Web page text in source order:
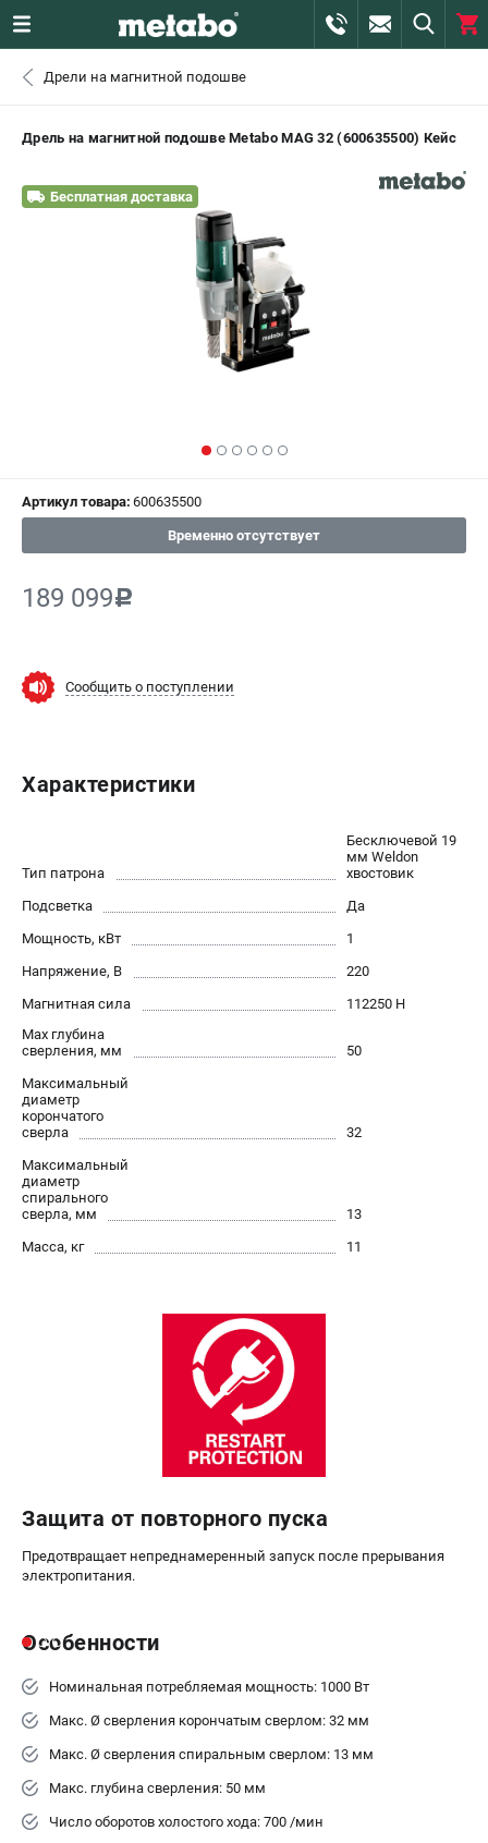
СЕРВИС
)
ВХОД ИЛИ РЕГИСТРАЦИЯ
ЗАКАЗАТЬ ЗАПЧАСТЬ
+7 (911) 360-06-14 | +7 (8112) 59-10-67
+7 (812) 407-39-48 - ЗАКАЗ ИЗДЕЛИЙ
САНКТ-ПЕТЕРБУРГ
0 ₽
Сервисный центр
Юридическим лицам
Контакты
О компании
О бренде
Политика обработки персональных данных
Новости
Программа бонусов
Как нас найти
Пользовательское соглашение
СЕТЕВОЙ ЭЛЕКТРОИНСТРУМЕНТ
Угловые шлифмашины (УШМ)
АККУМУЛЯТОРНЫЙ ИНСТРУМЕНТ
Аккумуляторные шуруповерты
Аккумуляторные перфораторы
Наборы инструмента
Аккумуляторные лобзики
Аккумуляторы и зарядные устройства
Кейсы и сумки
ТЕЛЕФОН (САНКТ-ПЕТЕРБУРГ)
+7 (812) 407-39-48
Информация размещённая на сайте не является публичной
офертой.
Дрели на магнитной подошве
Дрель на магнитной подошве Metabo MAG 32 (600635500) Кейс
Бесплатная доставка
Артикул товара: 600635500
Временно отсутствует
189 099c
Сообщить о поступлении
Характеристики
Тип патрона
Бесключевой 19
мм Weldon
хвостовик
Подсветка
Да
Мощность, кВт
1
Напряжение, В
220
Магнитная сила
112250 Н
Max глубина
сверления, мм
50
Максимальный
диаметр
корончатого
сверла
32
Максимальный
диаметр
спирального
сверла, мм
13
Масса, кг
11
Защита от повторного пуска
Предотвращает непреднамеренный запуск после прерывания
электропитания.
Особенности
Номинальная потребляемая мощность: 1000 Вт
Макс. Ø сверления корончатым сверлом: 32 мм
Макс. Ø сверления спиральным сверлом: 13 мм
Макс. глубина сверления: 50 мм
Число оборотов холостого хода: 700 /мин